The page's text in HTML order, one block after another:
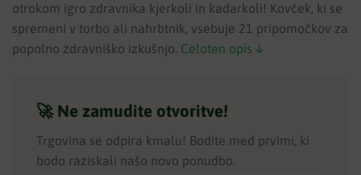
otrokom igro zdravnika kjerkoli in kadarkoli! Kovček, ki se
spremeni v torbo ali nahrbtnik, vsebuje 21 pripomočkov za
popolno zdravniško izkušnjo. Celoten opis ↓
🚀 Ne zamudite otvoritve!
Trgovina se odpira kmalu! Bodite med prvimi, ki
bodo raziskali našo novo ponudbo.